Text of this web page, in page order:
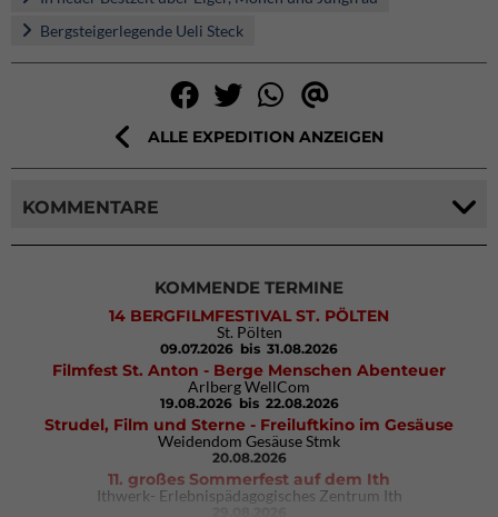
Bergsteigerlegende Ueli Steck
ALLE EXPEDITION ANZEIGEN
KOMMENTARE
KOMMENDE TERMINE
14 BERGFILMFESTIVAL ST. PÖLTEN
St. Pölten
09.07.2026 bis 31.08.2026
Filmfest St. Anton - Berge Menschen Abenteuer
Arlberg WellCom
19.08.2026 bis 22.08.2026
Strudel, Film und Sterne - Freiluftkino im Gesäuse
Weidendom Gesäuse Stmk
20.08.2026
11. großes Sommerfest auf dem Ith
Ithwerk- Erlebnispädagogisches Zentrum Ith